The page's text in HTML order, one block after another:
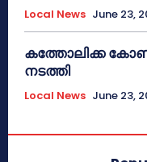
Local News June 23,
കത്തോലിക്ക
നടത്തി
Local News June 23,